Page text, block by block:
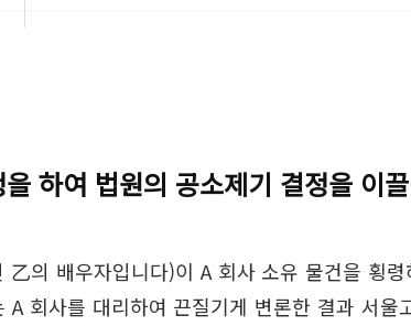
하여 법원의 공소제기 결정을 이
의 배우자입니다)이 A 회사 소유 물건을 횡
회사를 대리하여 끈질기게 변론한 결과 서울